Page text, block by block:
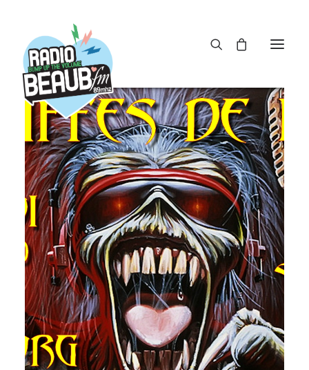
ACTUS
REPLAY
ÉMISSIONS
BOUTIQUE